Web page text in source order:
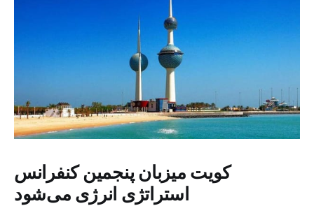
کویت میزبان پنجمین کنفرانس
استراتژی انرژی می‌شود